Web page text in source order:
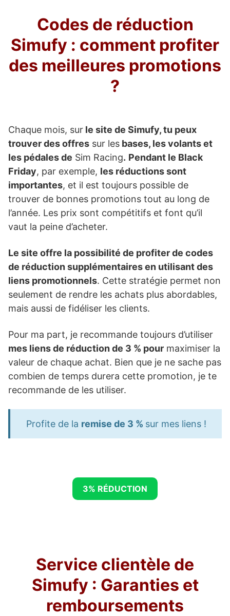
Codes de réduction
Simufy : comment profiter
des meilleures promotions
?
Chaque mois, sur le site de Simufy, tu peux
trouver des offres sur les bases, les volants et
les pédales de Sim Racing. Pendant le Black
Friday, par exemple, les réductions sont
importantes, et il est toujours possible de
trouver de bonnes promotions tout au long de
l’année. Les prix sont compétitifs et font qu’il
vaut la peine d’acheter.
Le site offre la possibilité de profiter de codes
de réduction supplémentaires en utilisant des
liens promotionnels. Cette stratégie permet non
seulement de rendre les achats plus abordables,
mais aussi de fidéliser les clients.
Pour ma part, je recommande toujours d’utiliser
mes liens de réduction de 3 % pour maximiser la
valeur de chaque achat. Bien que je ne sache pas
combien de temps durera cette promotion, je te
recommande de les utiliser.
Profite de la remise de 3 % sur mes liens !
3% RÉDUCTION
Service clientèle de
Simufy : Garanties et
remboursements